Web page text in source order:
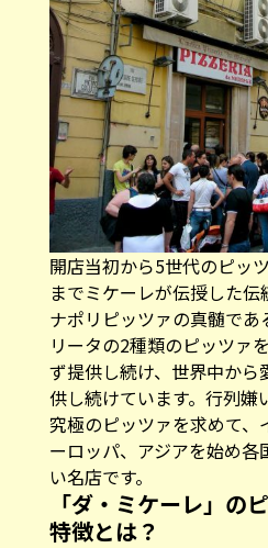
開店当初から5世代のピッ
までミケーレが伝授した伝
ナポリピッツァの真髄で
リータの2種類のピッツァ
ず提供し続け、世界中か
供し続けています。行列嫌
究極のピッツァを求めて、
ーロッパ、アジアを始め
い名店です。
「ダ・ミケーレ」の
特徴とは？